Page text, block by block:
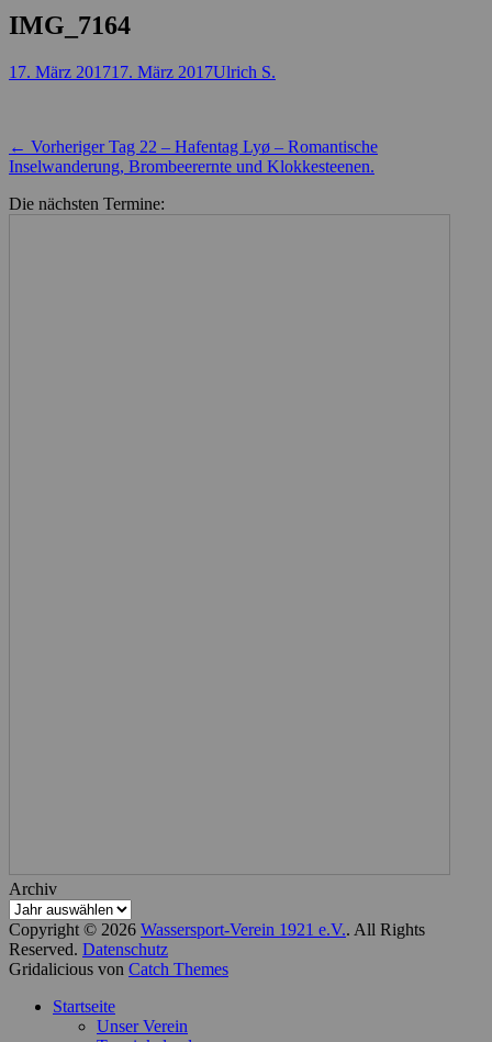
IMG_7164
Posted
17. März 201717. März 2017Autor
Ulrich S.
Beitragsnavigation
← Vorheriger Vorheriger
Beitrag:
Tag 22 – Hafentag Lyø – Romantische
Inselwanderung, Brombeerernte und Klokkesteenen.
Die nächsten Termine:
Archiv
Copyright © 2026 Wassersport-Verein 1921 e.V.. All Rights
Reserved. Datenschutz
Gridalicious von Catch Themes
oben
Startseite
Unser Verein